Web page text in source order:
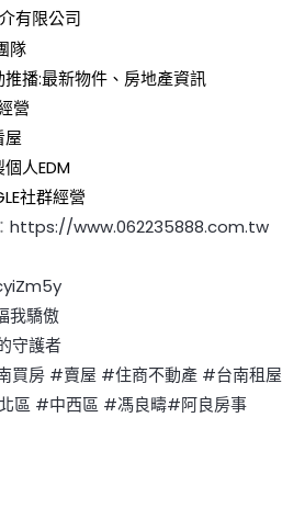
有限公司
隊
推播:最新物件、房地產資訊
營
屋
人EDM
社群經營
： https://www.062235888.com.tw
我驕傲
守護者
買房 #賣屋 #住商不動產 #台南租屋
區 #中西區 #馮良疇#阿良房事